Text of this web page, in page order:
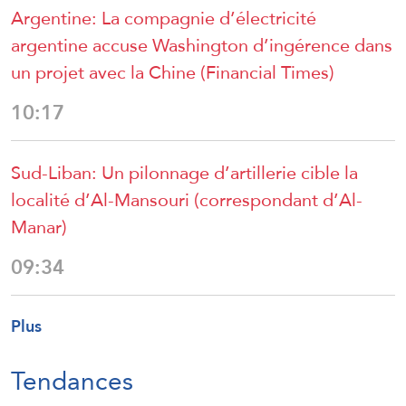
Argentine: La compagnie d’électricité
argentine accuse Washington d’ingérence dans
un projet avec la Chine (Financial Times)
10:17
Sud-Liban: Un pilonnage d’artillerie cible la
localité d’Al-Mansouri (correspondant d’Al-
Manar)
09:34
Plus
Tendances